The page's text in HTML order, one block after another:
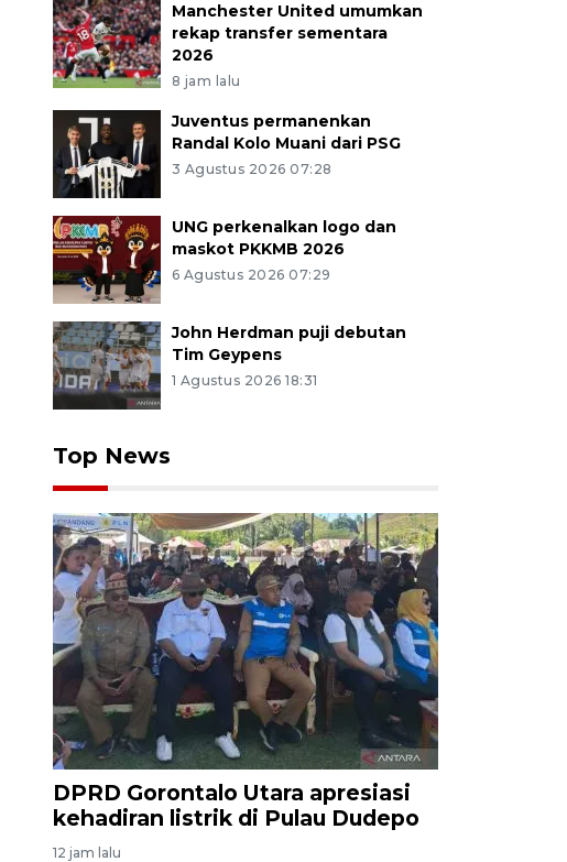
Manchester United umumkan
rekap transfer sementara
2026
8 jam lalu
Juventus permanenkan
Randal Kolo Muani dari PSG
3 Agustus 2026 07:28
UNG perkenalkan logo dan
maskot PKKMB 2026
6 Agustus 2026 07:29
John Herdman puji debutan
Tim Geypens
1 Agustus 2026 18:31
Top News
DPRD Gorontalo Utara apresiasi
kehadiran listrik di Pulau Dudepo
12 jam lalu